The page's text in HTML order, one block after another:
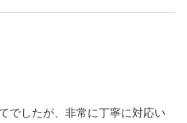
でしたが、非常に丁寧に対応い